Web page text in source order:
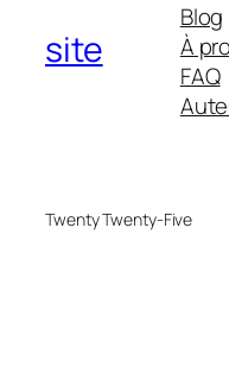
site
Blog
À
FAQ
Twenty Twenty-Five